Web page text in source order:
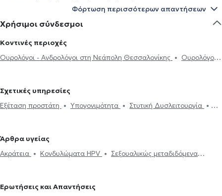
Φόρτωση περισσότερων απαντήσεων
Χρήσιμοι σύνδεσμοι
Κοντινές περιοχές
Ουρολόγοι - Ανδρολόγοι στη Νεάπολη Θεσσαλονίκης
Ουρολόγοι -
Ανδρολόγοι στη Θέρμη
Σχετικές υπηρεσίες
Εξέταση προστάτη
Υπογονιμότητα
Στυτική Δυσλειτουργία
έλεγχος
Υδροκήλη
προστάτη
Σπερμοδιάγραμμα
Πέτρα στα νεφρά
Άρθρα υγείας
Ακράτεια
Κονδυλώματα HPV
Σεξουαλικώς μεταδιδόμενα
Ερωτήσεις και Απαντήσεις